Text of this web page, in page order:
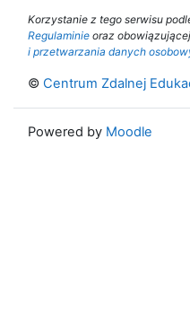
Korzystanie z tego serwisu
Regulaminie oraz obowiązującej
i przetwarzania danych
© Centrum Zdalnej
Powered by Moodle